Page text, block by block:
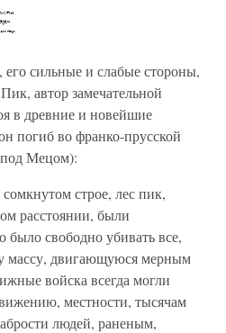
его сильные и слабые стороны,
автор замечательной
в древние и новейшие
погиб во франко-прусской
Мецом):
строе, лес пик,
расстоянии, были
свободно убивать все,
массу, двигающуюся мерным
войска всегда могли
местности, тысячам
людей, раненым,